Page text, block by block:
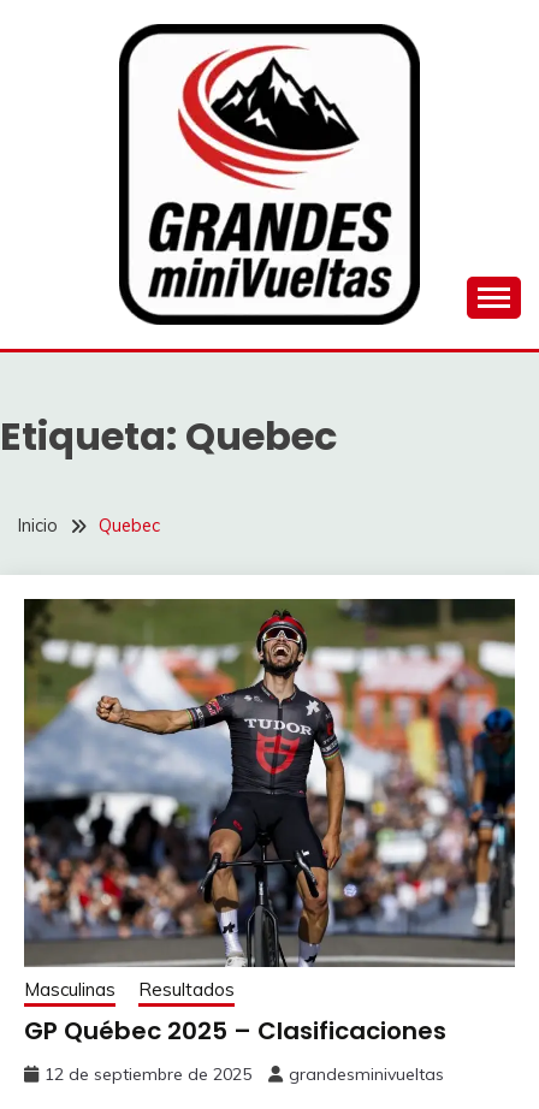
GRANDES
MINIVUELTAS
Etiqueta: Quebec
Inicio Quebec
Masculinas Resultados
GP Québec 2025 – Clasificaciones
12 de septiembre de 2025 grandesminivueltas